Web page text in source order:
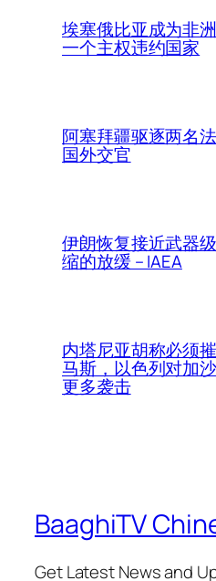
埃塞俄比亚成为非
一个主权违约国家
阿塞拜疆驱逐两名法
国外交官
伊朗恢复接近武器
缩的放缓 – IAEA
内塔尼亚胡称必须
马斯，以色列对加
更多袭击
BaaghiTV
Get Latest News and